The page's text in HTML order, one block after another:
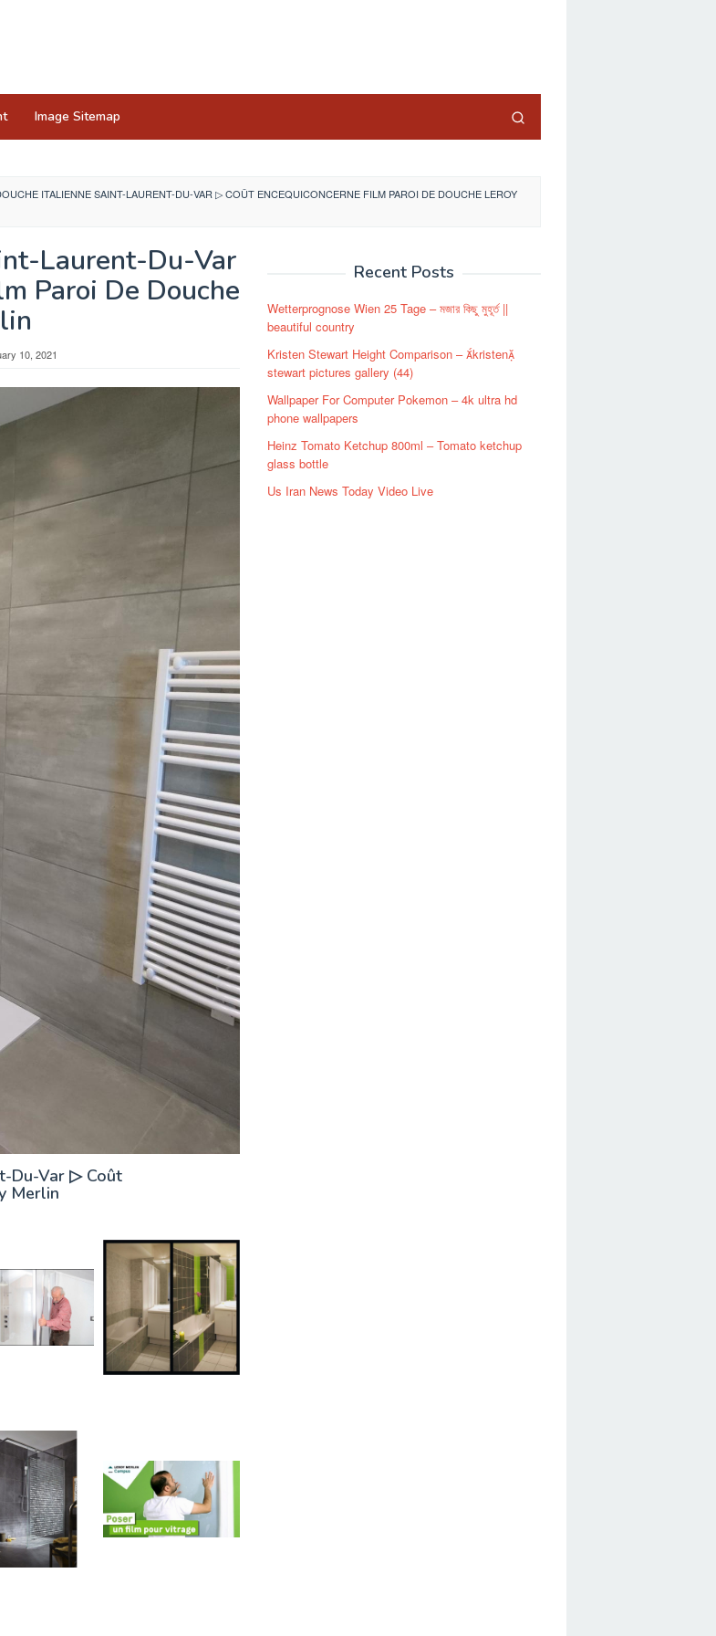
Image Sitemap
ITALIENNE SAINT-LAURENT-DU-VAR ▷ COÛT ENCEQUICONCERNE FILM PAROI DE DOUCHE LEROY
Laurent-Du-Var
Paroi De Douche
10, 2021
Du-Var ▷ Coût
Merlin
Recent Posts
Wetterprognose Wien 25 Tage – মজার কিছু মুহূর্ত ||
beautiful country
Kristen Stewart Height Comparison – kristen
stewart pictures gallery (44)
Wallpaper For Computer Pokemon – 4k ultra hd
phone wallpapers
Heinz Tomato Ketchup 800ml – Tomato ketchup
glass bottle
Us Iran News Today Video Live